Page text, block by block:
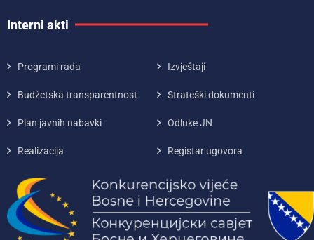
Interni akti
Programi rada Izvještaji
Budžetska transparentnost Strateški dokumenti
Plan javnih nabavki Odluke JN
Realizacija Registar ugovora